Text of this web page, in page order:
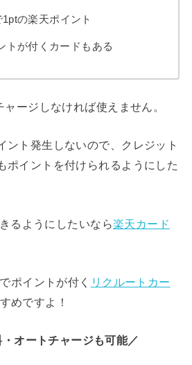
の楽天ポイント
トが付くカードもある
ージしなければ使えません。
ント発生しないので、クレジット
ポイントを付けられるようにした
るようにしたいなら楽天カード
ポイントが付く リクルートカー
めですよ！
オートチャージも可能／